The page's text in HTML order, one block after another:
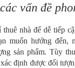
vấn đề
nhà để dễ tiếp
muốn hướng đến,
sản phẩm. Tùy
định được đối